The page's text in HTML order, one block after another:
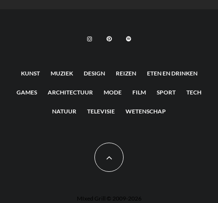
KUNST MUZIEK DESIGN REIZEN ETEN EN DRINKEN
GAMES ARCHITECTUUR MODE FILM SPORT TECH
NATUUR TELEVISIE WETENSCHAP
MIxed Grill © 2009-2026